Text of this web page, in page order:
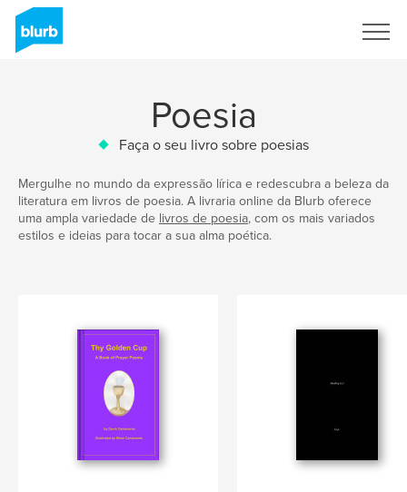
Poesia
Faça o seu livro sobre poesias
Mergulhe no mundo da expressão lírica e redescubra a beleza da
literatura em livros de poesia. A livraria online da Blurb oferece
uma ampla variedade de livros de poesia, com os mais variados
estilos e ideias para tocar a sua alma poética.